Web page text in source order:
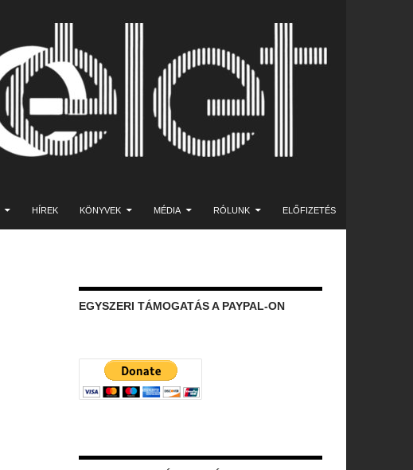
HÍREK KÖNYVEK MÉDIA RÓLUNK ELŐFIZETÉS
EGYSZERI TÁMOGATÁS A PAYPAL-ON